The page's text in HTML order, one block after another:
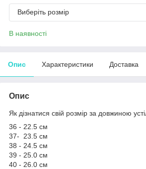
Виберіть розмір
В наявності
Опис Характеристики Доставка
Опис
Як дізнатися свій розмір за довжиною
36 - 22.5 см
37- 23.5 см
38 - 24.5 см
39 - 25.0 см
40 - 26.0 см